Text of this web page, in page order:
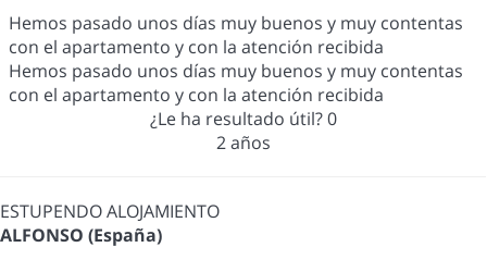
Hemos pasado unos días muy buenos y muy contentas
con el apartamento y con la atención recibida
Hemos pasado unos días muy buenos y muy contentas
con el apartamento y con la atención recibida
¿Le ha resultado útil?0
2 años
ESTUPENDO ALOJAMIENTO
ALFONSO (España)